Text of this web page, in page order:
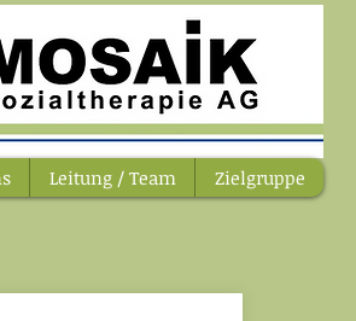
Leitung / Team Zielgruppe